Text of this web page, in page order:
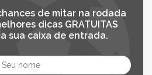
de mitar na rodada
dicas GRATUITAS
sua caixa de entrada.